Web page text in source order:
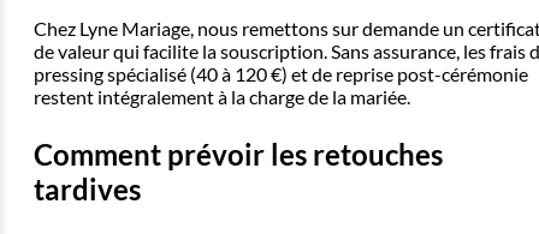
Chez Lyne Mariage, nous remettons sur demande un
de valeur qui facilite la souscription. Sans assurance, les frais
pressing spécialisé (40 à 120 €) et de reprise post-cérémonie
restent intégralement à la charge de la mariée.
Comment prévoir les retouches
tardives